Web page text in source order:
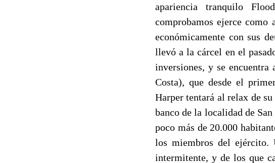
apariencia tranquilo
comprobamos ejerce como
económicamente con sus
llevó a la cárcel en el
inversiones, y se
Costa), que desde el
Harper tentará al relax de
banco de la localidad de
poco más de 20.000
los miembros del ejército.
intermitente, y de los que